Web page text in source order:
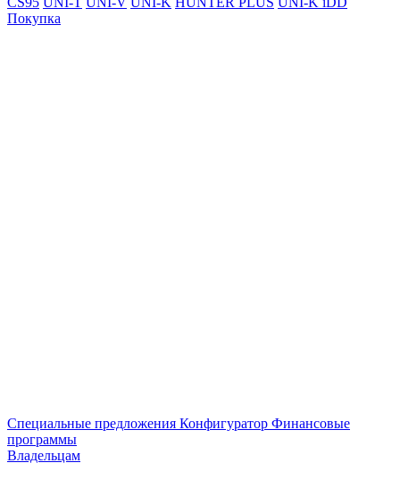
Покупка
Специальные предложения Конфигуратор Финансовые
программы
Владельцам